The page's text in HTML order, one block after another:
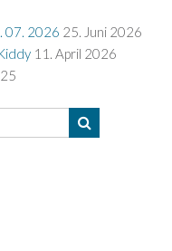
07. 2026 25. Juni 2026
11. April 2026